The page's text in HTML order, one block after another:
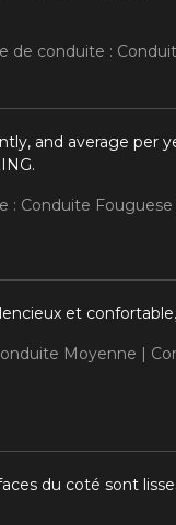
de conduite :
and average per
: Conduite Fouguese
et
Moyenne |
du coté sont